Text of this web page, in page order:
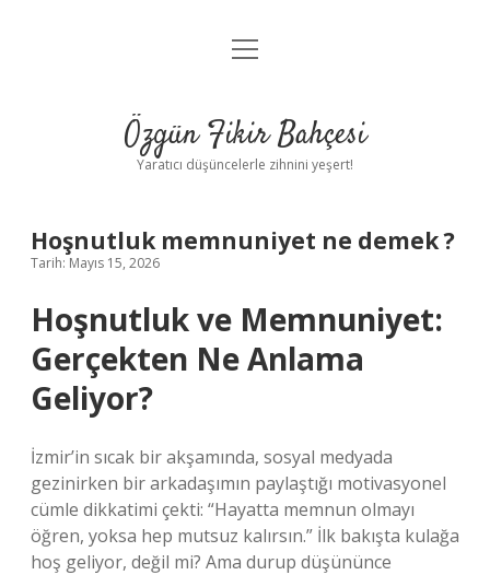
Anasayfa
Yasal Uyarı
menüyü
Özgün Fikir Bahçesi
Yaratıcı düşüncelerle zihnini yeşert!
Hoşnutluk memnuniyet ne demek ?
Tarih: Mayıs 15, 2026
Hoşnutluk ve Memnuniyet:
Gerçekten Ne Anlama
Geliyor?
İzmir’in sıcak bir akşamında, sosyal medyada
gezinirken bir arkadaşımın paylaştığı motivasyonel
cümle dikkatimi çekti: “Hayatta memnun olmayı
öğren, yoksa hep mutsuz kalırsın.” İlk bakışta kulağa
hoş geliyor, değil mi? Ama durup düşününce